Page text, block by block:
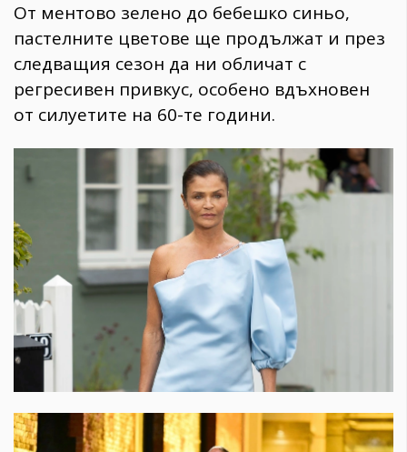
От ментово зелено до бебешко синьо,
пастелните цветове ще продължат и през
следващия сезон да ни обличат с
регресивен привкус, особено вдъхновен
от силуетите на 60-те години.